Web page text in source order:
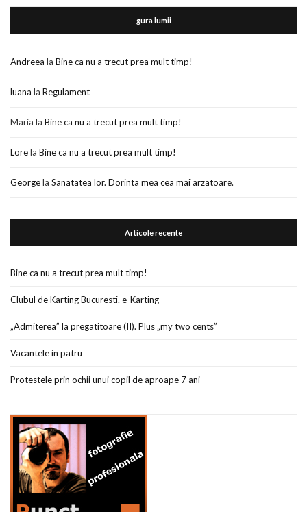
gura lumii
Andreea la Bine ca nu a trecut prea mult timp!
luana la Regulament
Maria la Bine ca nu a trecut prea mult timp!
Lorela Bine ca nu a trecut prea mult timp!
Georgela Sanatatea lor. Dorinta mea cea mai arzatoare.
Articole recente
Bine ca nu a trecut prea mult timp!
Clubul de Karting Bucuresti. e-Karting
„Admiterea” la pregatitoare (II). Plus „my two cents”
Vacantele in patru
Protestele prin ochii unui copil de aproape 7 ani